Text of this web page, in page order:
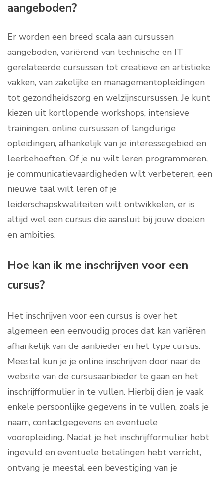
aangeboden?
Er worden een breed scala aan cursussen
aangeboden, variërend van technische en IT-
gerelateerde cursussen tot creatieve en artistieke
vakken, van zakelijke en managementopleidingen
tot gezondheidszorg en welzijnscursussen. Je kunt
kiezen uit kortlopende workshops, intensieve
trainingen, online cursussen of langdurige
opleidingen, afhankelijk van je interessegebied en
leerbehoeften. Of je nu wilt leren programmeren,
je communicatievaardigheden wilt verbeteren, een
nieuwe taal wilt leren of je
leiderschapskwaliteiten wilt ontwikkelen, er is
altijd wel een cursus die aansluit bij jouw doelen
en ambities.
Hoe kan ik me inschrijven voor een
cursus?
Het inschrijven voor een cursus is over het
algemeen een eenvoudig proces dat kan variëren
afhankelijk van de aanbieder en het type cursus.
Meestal kun je je online inschrijven door naar de
website van de cursusaanbieder te gaan en het
inschrijfformulier in te vullen. Hierbij dien je vaak
enkele persoonlijke gegevens in te vullen, zoals je
naam, contactgegevens en eventuele
vooropleiding. Nadat je het inschrijfformulier hebt
ingevuld en eventuele betalingen hebt verricht,
ontvang je meestal een bevestiging van je